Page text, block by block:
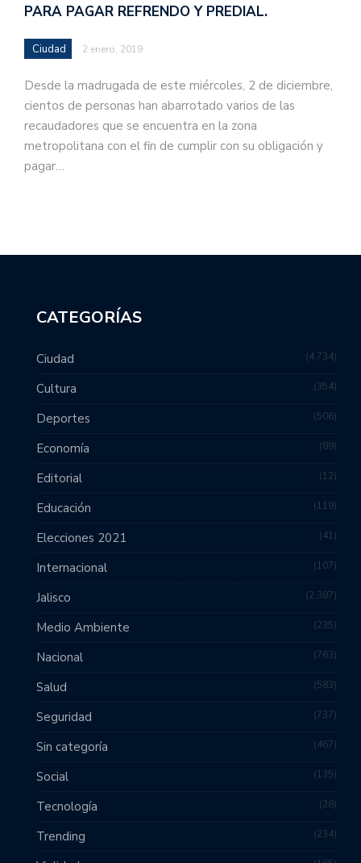
PARA PAGAR REFRENDO Y PREDIAL.
Ciudad 2 enero, 2019
Desde la madrugada de este miércoles, 2 de diciembre,
cientos de personas han abarrotado varios de las
recaudadores que se encuentra en la zona
metropolitana con el fin de cumplir con su obligación y
pagar…
CATEGORÍAS
Ciudad 4,734
Cultura 354
Deportes 506
Economía 89
Editorial 12
Educación 119
Elecciones 2021 41
Internacional 107
Jalisco 2,387
Medio Ambiente 235
Nacional 763
Salud 583
Seguridad 737
Sin categoría 467
Social 135
Tecnología 28
Trending 234